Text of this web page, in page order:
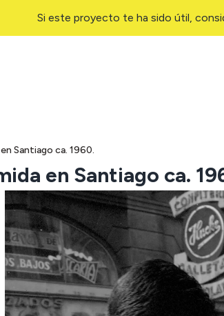
Si este proyecto te ha sido útil,
Santiago ca. 1960.
en Santiago ca.